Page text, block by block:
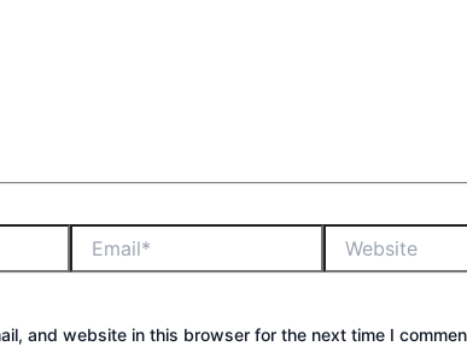
and website in this browser for the next time I